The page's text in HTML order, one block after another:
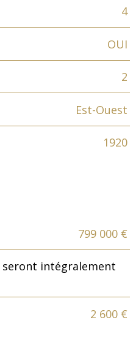
4
OUI
2
Est-Ouest
1920
799 000 €
seront intégralement
2 600 €